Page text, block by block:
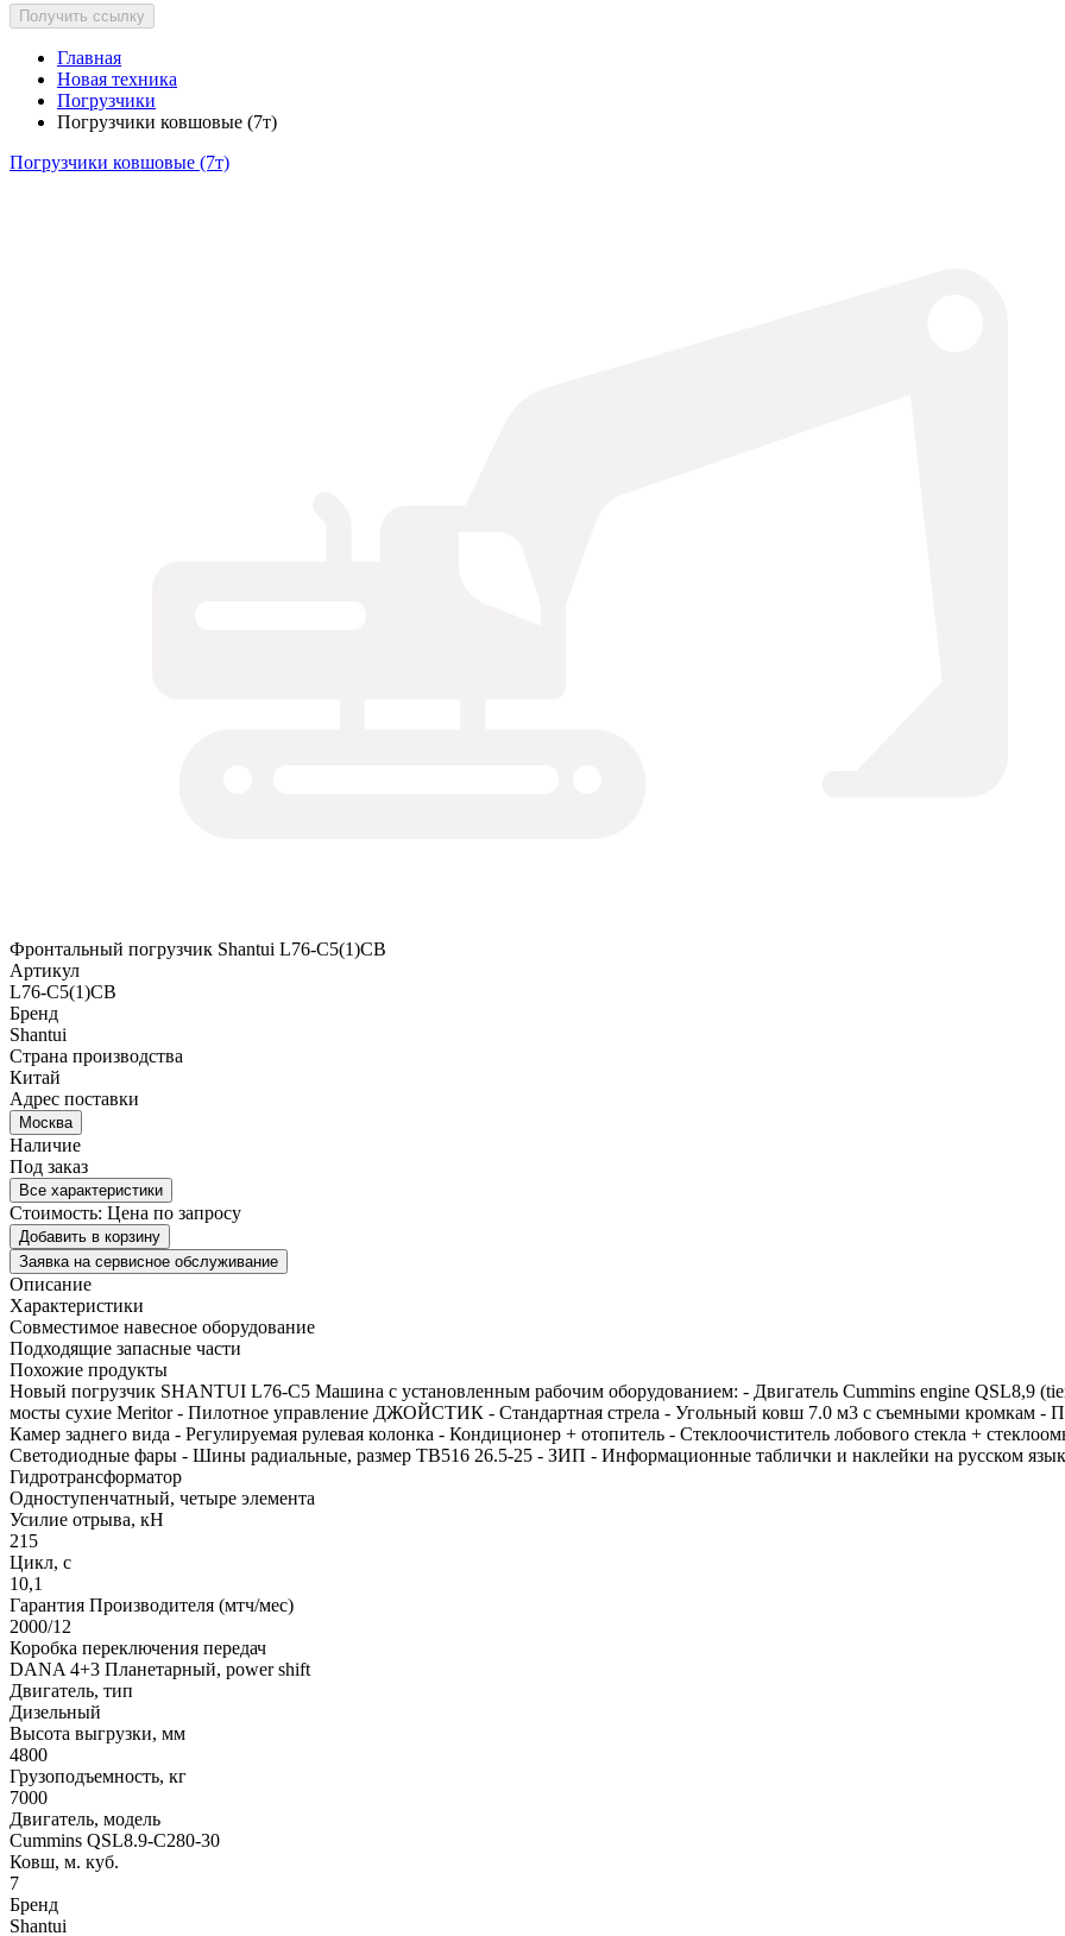
Получить ссылку
Главная
Новая техника
Погрузчики
Погрузчики ковшовые (7т)
Погрузчики ковшовые (7т)
Фронтальный погрузчик Shantui L76-C5(1)CB
Артикул
L76-C5(1)CB
Бренд
Shantui
Страна производства
Китай
Адрес поставки
Москва
Наличие
Под заказ
Все характеристики
Стоимость: Цена по запросу
Добавить в корзину
Заявка на сервисное обслуживание
Описание
Характеристики
Совместимое навесное оборудование
Подходящие запасные части
Похожие продукты
Новый погрузчик SHANTUI L76-C5 Машина с установленным рабочим оборудованием: - Двигатель Cummins engine QSL8,9
мосты сухие Meritor - Пилотное управление ДЖОЙСТИК - Стандартная стрела - Угольный ковш 7.0 м3 с съемными кромкам -
Камер заднего вида - Регулируемая рулевая колонка - Кондиционер + отопитель - Стеклоочиститель лобового стекла +
Светодиодные фары - Шины радиальные, размер TB516 26.5-25 - ЗИП - Информационные таблички и наклейки на русском
Гидротрансформатор
Одноступенчатный, четыре элемента
Усилие отрыва, кН
215
Цикл, с
10,1
Гарантия Производителя (мтч/мес)
2000/12
Коробка переключения передач
DANA 4+3 Планетарный, power shift
Двигатель, тип
Дизельный
Высота выгрузки, мм
4800
Грузоподъемность, кг
7000
Двигатель, модель
Cummins QSL8.9-C280-30
Ковш, м. куб.
7
Бренд
Shantui